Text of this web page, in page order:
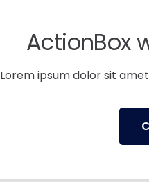
ActionBox
Lorem ipsum dolor sit